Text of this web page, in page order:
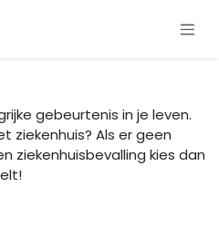
gebeurtenis in je leven.
ziekenhuis? Als er geen
ziekenhuisbevalling kies dan